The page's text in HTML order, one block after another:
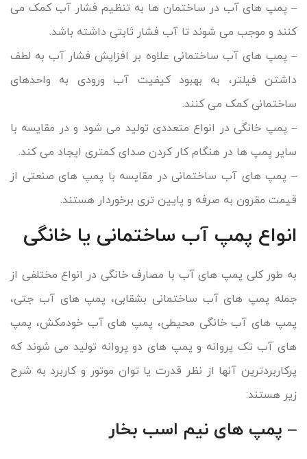
– پمپ های آب در ساختمان ها به تنظیم فشار آب کمک می
کنند و موجب می شوند تا آب فشار ثابتی داشته باشد.
– پمپ های آب ساختمانی علاوه بر افزایش فشار آب به لطف
داشتن فیلتر، به بهبود کیفیت آب ورودی به واحدهای
ساختمانی کمک می کنند.
– پمپ خانگی در انواع متعددی تولید می شود و در مقایسه با
سایر پمپ ها در هنگام کار کردن صدای کمتری ایجاد می کند.
– پمپ های آب ساختمانی در مقایسه با پمپ های صنعتی از
قیمت مقرون به صرفه و پایین تری برخوردار هستند.
انواع پمپ آب ساختمانی یا خانگی
به طور کلی پمپ های آب با مصارف خانگی در انواع مختلفی از
جمله پمپ های آب ساختمانی بشقابی، پمپ های آب جتی،
پمپ های آب خانگی محیطی، پمپ های آب خودمکش، پمپ
های آب تک پروانه و پمپ های دو پروانه تولید می شوند که
پرکاربردترین آنها از نظر قدرت یا توان موتور و کاربرد به شرح
زیر هستند:
– پمپ های نیم اسب بخار